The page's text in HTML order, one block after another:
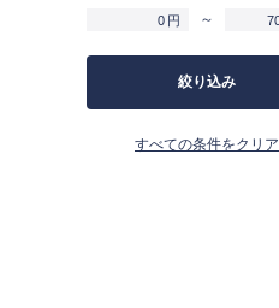
円 ～
絞り込み
すべての条件をクリア